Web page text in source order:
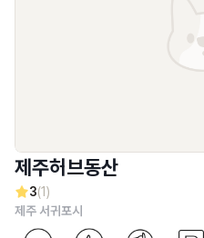
제주허브동산
3(1)
제주 서귀포시